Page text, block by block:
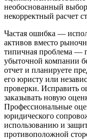
необоснованный
некорректный расчет
Частая ошибка —
активов вместо
типичная проблема —
убыточной компании
отчет и планируете
его юристу или
проверки. Исправить
заказывать новую
Профессиональные
юридического
использованию и
противоположной